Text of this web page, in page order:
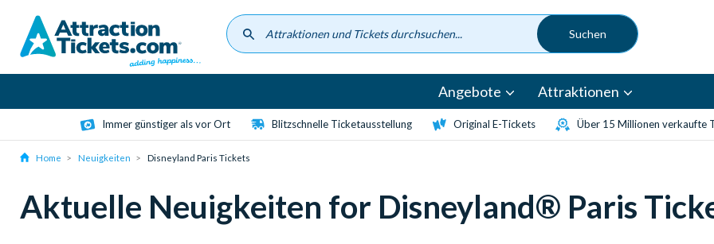
content
Angebote Attraktionen
Immer günstiger als vor Ort Blitzschnelle Ticketausstellung Original E-Tickets Über 15 Millionen verkaufte
Home Neuigkeiten Disneyland Paris Tickets
Aktuelle Neuigkeiten for Disneyland® Paris